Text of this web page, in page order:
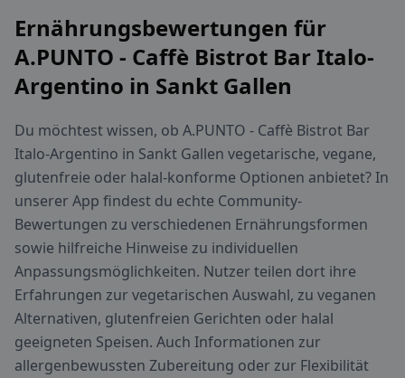
Ernährungsbewertungen für
A.PUNTO - Caffè Bistrot Bar Italo-
Argentino in Sankt Gallen
Du möchtest wissen, ob A.PUNTO - Caffè Bistrot Bar
Italo-Argentino in Sankt Gallen vegetarische, vegane,
glutenfreie oder halal-konforme Optionen anbietet? In
unserer App findest du echte Community-
Bewertungen zu verschiedenen Ernährungsformen
sowie hilfreiche Hinweise zu individuellen
Anpassungsmöglichkeiten. Nutzer teilen dort ihre
Erfahrungen zur vegetarischen Auswahl, zu veganen
Alternativen, glutenfreien Gerichten oder halal
geeigneten Speisen. Auch Informationen zur
allergenbewussten Zubereitung oder zur Flexibilität